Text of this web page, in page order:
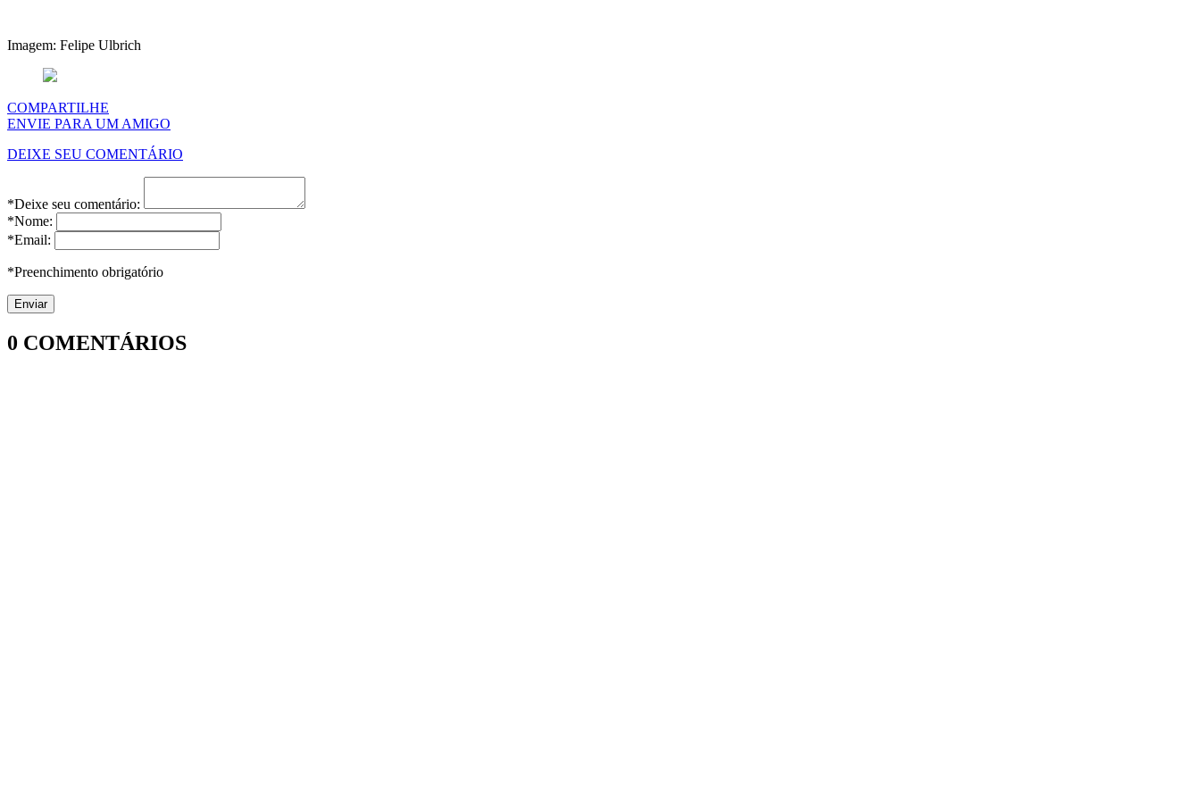
Imagem: Felipe Ulbrich
COMPARTILHE
ENVIE PARA UM AMIGO
DEIXE SEU COMENTÁRIO
*Deixe seu comentário:
*Nome:
*Email:
*Preenchimento obrigatório
0 COMENTÁRIOS